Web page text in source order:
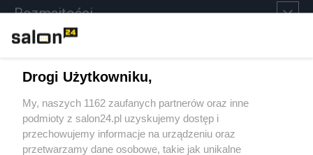
Rozmaitości
Sport
Społeczeństwo
Drogi Użytkowniku,
My, naszych 1162 zaufanych partnerów oraz inne
podmioty z salon24.pl uzyskujemy dostęp i
przechowujemy informacje na urządzeniu oraz
przetwarzamy dane osobowe, takie jak unikalne